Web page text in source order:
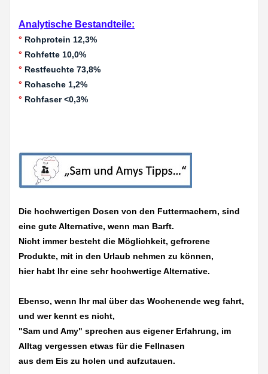
Analytische Bestandteile:
° Rohprotein 12,3%
° Rohfette 10,0%
° Restfeuchte 73,8%
° Rohasche 1,2%
° Rohfaser <0,3%
Die hochwertigen Dosen von den Futtermachern, sind
eine gute Alternative, wenn man Barft.
Nicht immer besteht die Möglichkeit, gefrorene
Produkte, mit in den Urlaub nehmen zu können,
hier habt Ihr eine sehr hochwertige Alternative.
Ebenso, wenn Ihr mal über das Wochenende weg fahrt,
und wer kennt es nicht,
"Sam und Amy" sprechen aus eigener Erfahrung, im
Alltag vergessen etwas für die Fellnasen
aus dem Eis zu holen und aufzutauen.